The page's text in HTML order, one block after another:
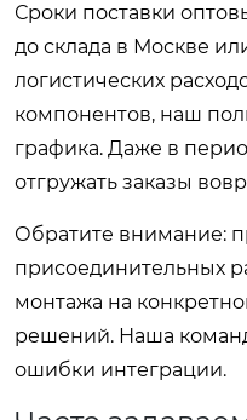
Сроки поставки
до склада в Москве
логистических
компонентов, наш
графика. Даже в
отгружать заказы
Обратите внимание:
присоединительных
монтажа на
решений. Наша
ошибки интеграции.